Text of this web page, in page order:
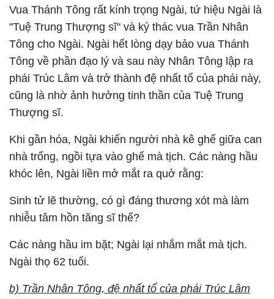
Vua Thánh Tông rất kính trọng Ngài, tứ hiệu Ngài là
"Tuệ Trung Thượng sĩ" và ký thác vua Trần Nhân
Tông cho Ngài. Ngài hết lòng dạy bảo vua Thánh
Tông về phần đạo lý và sau này Nhân Tông lập ra
phái Trúc Lâm và trở thành đệ nhất tổ của phái này,
cũng là nhờ ảnh hưởng tinh thần của Tuệ Trung
Thượng sĩ.
Khi gần hóa, Ngài khiến người nhà kê ghế giữa can
nhà trống, ngồi tựa vào ghế mà tịch. Các nàng hầu
khóc lên, Ngài liền mở mắt ra quở rằng:
Sinh tử lẽ thường, có gì đáng thương xót mà làm
nhiễu tâm hồn tăng sĩ thế?
Các nàng hầu im bặt; Ngài lại nhắm mắt mà tịch.
Ngài thọ 62 tuổi.
b) Trần Nhân Tông, đệ nhất tổ của phái Trúc Lâm